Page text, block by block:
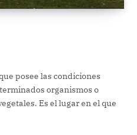
posee las condiciones
organismos o
Es el lugar en el que